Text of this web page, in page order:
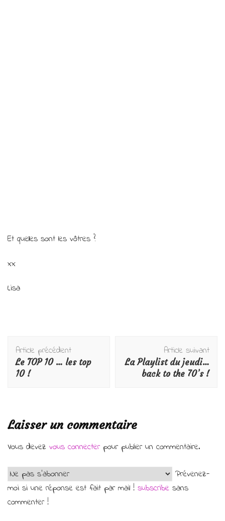
Et quelles sont les vôtres ?
xx
Lisa
Navigation
d'article
Article précédent
Le TOP 10 … les top
10 !
Article suivant
La Playlist du jeudi…
back to the 70’s !
Laisser un commentaire
Vous devez vous connecterpour publier un commentaire.
Prévenez-
moi si une réponse est fait par mail ! subscribe sans
commenter !